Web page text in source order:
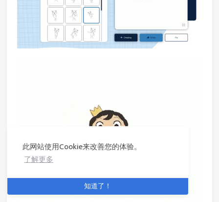
此网站使用Cookie来改善您的体验。
了解更多
知道了！